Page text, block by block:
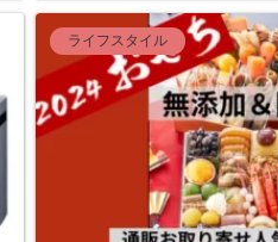
ライフスタイル